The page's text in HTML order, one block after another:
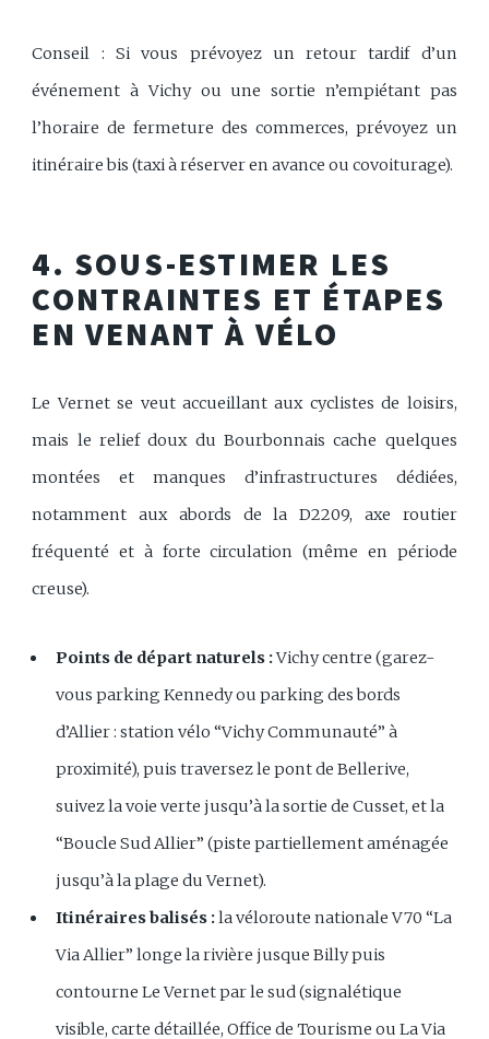
Conseil : Si vous prévoyez un retour tardif d’un
événement à Vichy ou une sortie n’empiétant pas
l’horaire de fermeture des commerces, prévoyez un
itinéraire bis (taxi à réserver en avance ou covoiturage).
4. SOUS-ESTIMER LES
CONTRAINTES ET ÉTAPES
EN VENANT À VÉLO
Le Vernet se veut accueillant aux cyclistes de loisirs,
mais le relief doux du Bourbonnais cache quelques
montées et manques d’infrastructures dédiées,
notamment aux abords de la D2209, axe routier
fréquenté et à forte circulation (même en période
creuse).
Points de départ naturels :Vichy centre (garez-
vous parking Kennedy ou parking des bords
d’Allier : station vélo “Vichy Communauté” à
proximité), puis traversez le pont de Bellerive,
suivez la voie verte jusqu’à la sortie de Cusset, et la
“Boucle Sud Allier” (piste partiellement aménagée
jusqu’à la plage du Vernet).
Itinéraires balisés :la véloroute nationale V70 “La
Via Allier” longe la rivière jusque Billy puis
contourne Le Vernet par le sud (signalétique
visible, carte détaillée, Office de Tourisme ouLa Via